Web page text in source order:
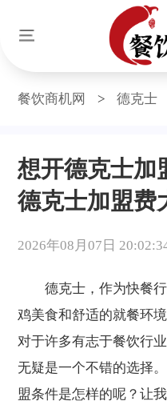
餐饮商机网 > 德克士
想开德克士加
德克士加盟费
2026年08月07日
德克士，作为快餐行
鸡美食和舒适的就餐环
对于许多有志于餐饮行
无疑是一个不错的选择
盟条件是怎样的呢？让